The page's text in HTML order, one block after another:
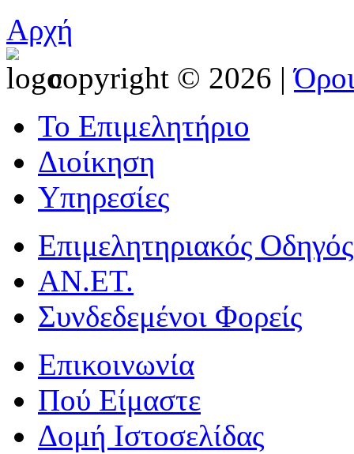
Αρχή
copyright © 2026 |
Το Επιμελητήριο
Διοίκηση
Υπηρεσίες
Επιμελητηριακός Οδηγός
ΑΝ.ΕΤ.
Συνδεδεμένοι Φορείς
Επικοινωνία
Πού Είμαστε
Δομή Ιστοσελίδας